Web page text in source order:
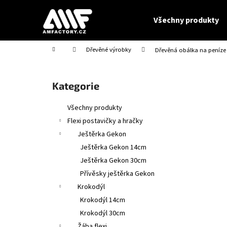
Všechny produkty
Domů Dřevěné výrobky Dřevěná obálka na
Přeskočit
kategorie
Kategorie
Všechny produkty
Flexi postavičky a hračky
Ještěrka Gekon
Ještěrka Gekon 14cm
Ještěrka Gekon 30cm
Přívěsky ještěrka Gekon
Krokodýl
Krokodýl 14cm
Krokodýl 30cm
í
Zpět
do
Zpět
do
VÍČKO NA PLECHOVKU SE JMÉNEM - OČI -